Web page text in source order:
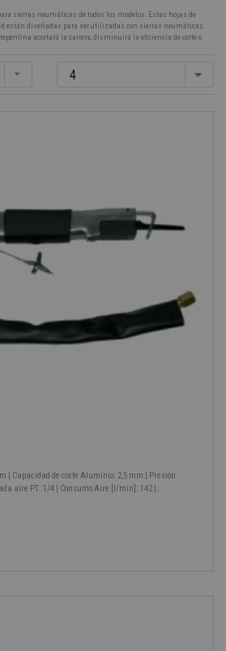
sierras neumáticas de todos los modelos. Estas hojas de
están diseñadas para ser utilizadas con sierras neumáticas.
acortará la carrera, disminuirá la eficiencia de corte o
4
| Capacidad de corte Aluminio: 2,5 mm | Presión
aire PT: 1/4 | Consumo Aire [l/min]: 142 |